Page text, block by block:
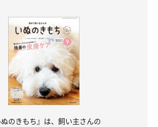
ぬのきもち』は、飼い主さんの